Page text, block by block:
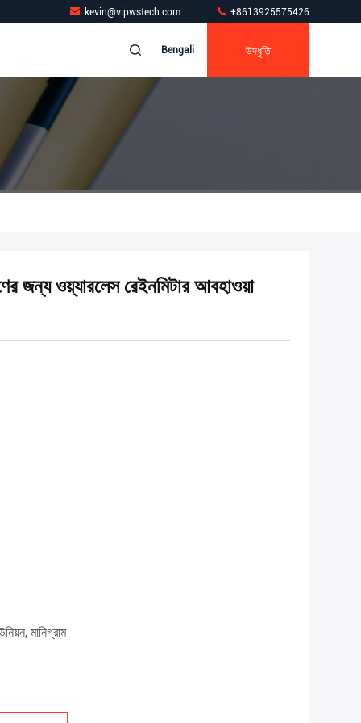
kevin@vipwstech.com +8613925575426
Bengali উদ্ধৃতি
জন্য ওয়্যারলেস রেইনমিটার আবহাওয়া
মানিগ্রাম